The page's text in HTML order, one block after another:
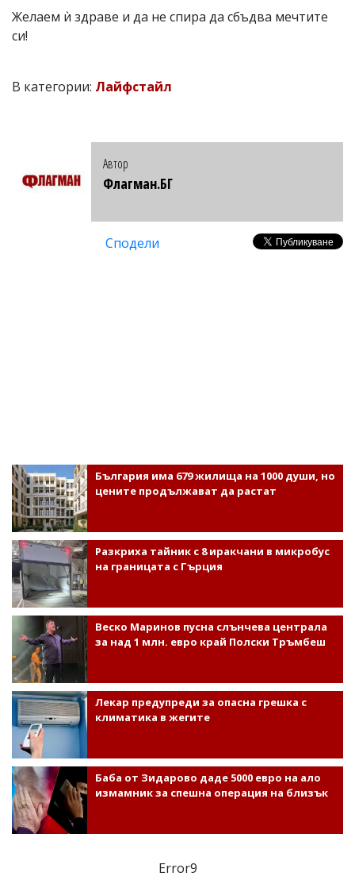
Желаем ѝ здраве и да не спира да сбъдва мечтите
си!
В категории: Лайфстайл
Автор
Флагман.БГ
Сподели
България има 679 жилища на 1000 души, но
цените продължават да растат
Разкриха тайник с 8 иракчани в микробус
на границата с Гърция
Веско Маринов пусна слънчева централа
за над 1 млн. евро край Полски Тръмбеш
Лекар предупреди за опасна грешка с
климатика в жегите
Баба от Зидарово даде 5000 евро на ало
измамник за спешна операция на близък
Error9